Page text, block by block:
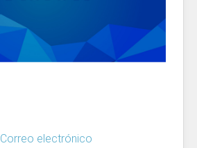
Correo electrónico